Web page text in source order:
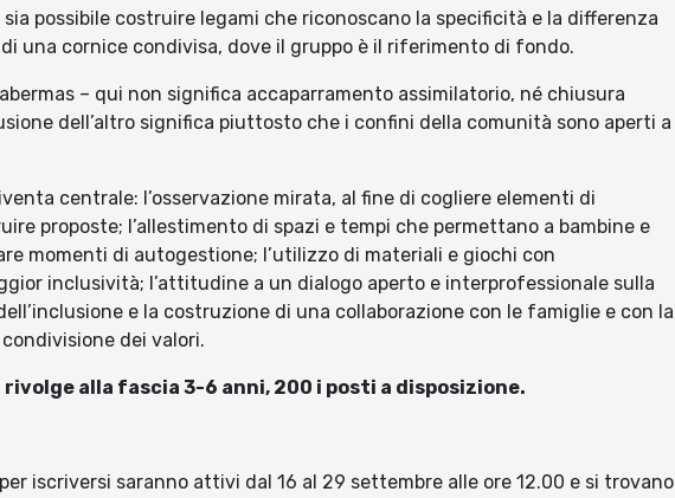
sia possibile costruire legami che riconoscano la specificità e la differenza
una cornice condivisa, dove il gruppo è il riferimento di fondo.
– qui non significa accaparramento assimilatorio, né chiusura
dell’altro significa piuttosto che i confini della comunità sono aperti a
centrale: l’osservazione mirata, al fine di cogliere elementi di
proposte; l’allestimento di spazi e tempi che permettano a bambine e
momenti di autogestione; l’utilizzo di materiali e giochi con
inclusività; l’attitudine a un dialogo aperto e interprofessionale sulla
e la costruzione di una collaborazione con le famiglie e con la
dei valori.
rivolge alla fascia 3-6 anni, 200 i posti a disposizione.
per iscriversi saranno attivi dal 16 al 29 settembre alle ore 12.00 e si trovano